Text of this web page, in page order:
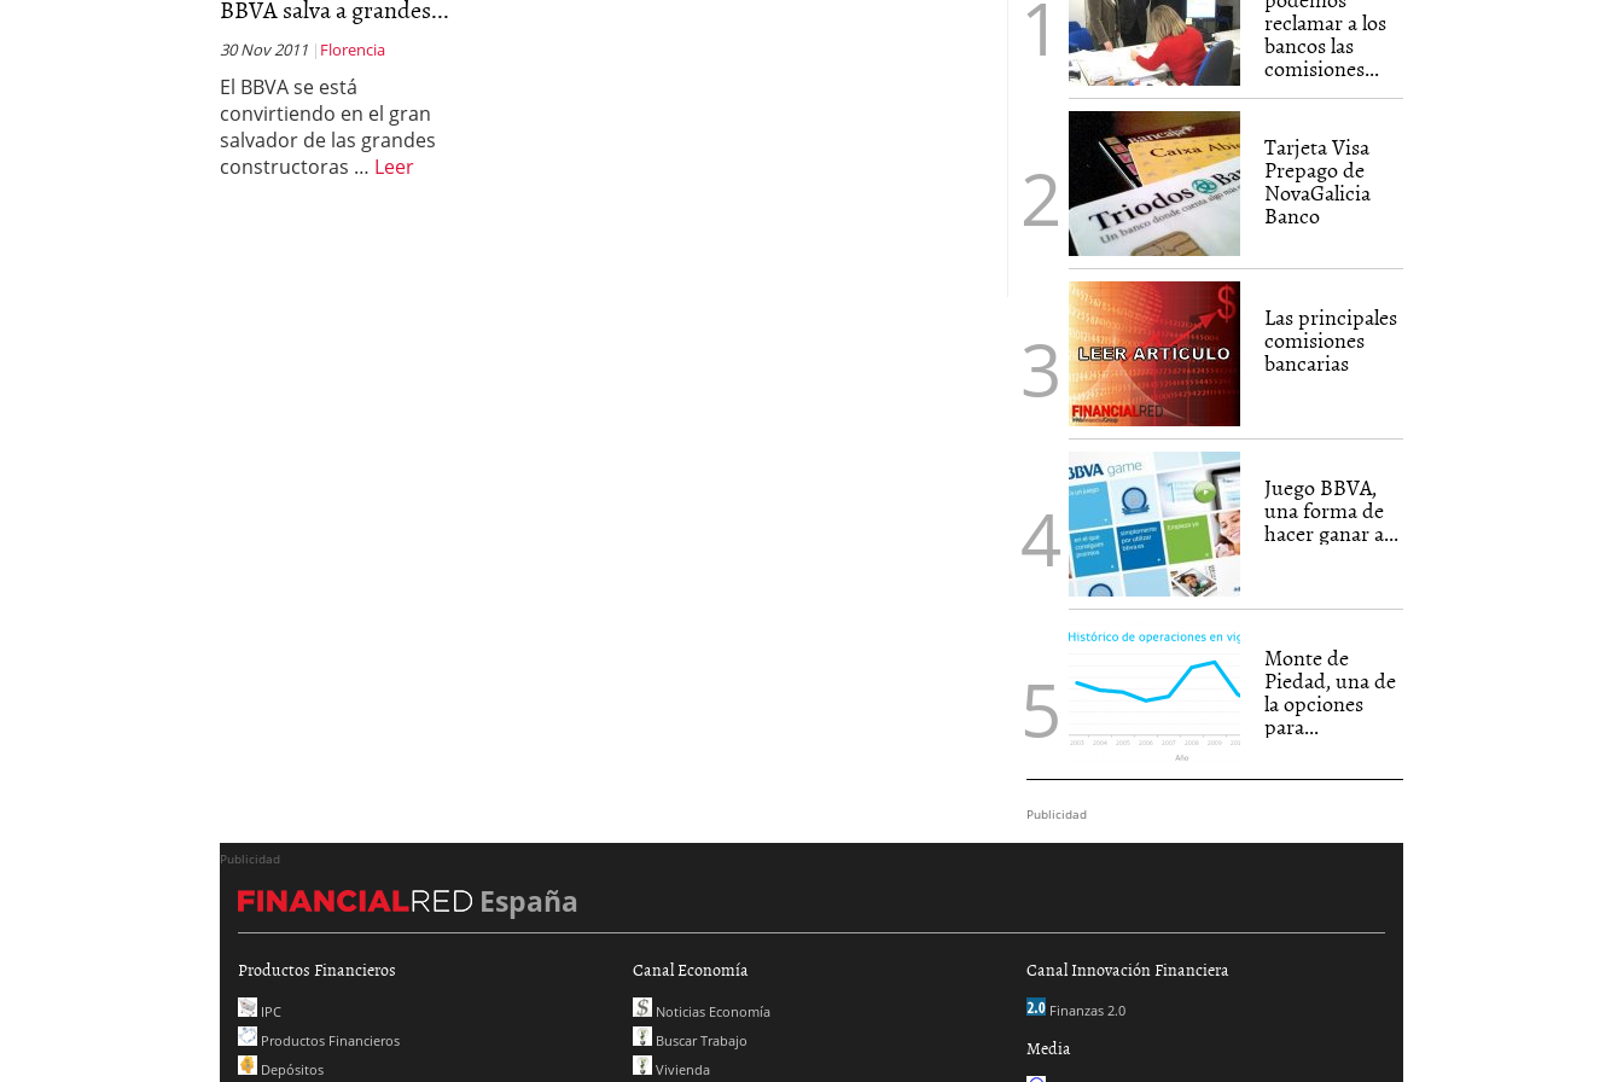
BBVA salva a grandes...
30 Nov 2011 Florencia
El BBVA se está
convirtiendo en el gran
salvador de las grandes
constructoras … Leer
reclamar a los
bancos las
comisiones...
Tarjeta Visa
Prepago de
NovaGalicia
Banco
Las principales
comisiones
bancarias
Juego BBVA,
una forma de
hacer ganar a...
Monte de
Piedad, una de
la opciones
para...
Publicidad
Publicidad
España
Productos Financieros
IPC
Productos Financieros
Depósitos
Canal Economía
Noticias Economía
Buscar Trabajo
Vivienda
Canal Innovación Financiera
Finanzas 2.0
Media